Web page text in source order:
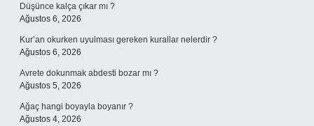
Düşünce kalça çıkar mı ?
Ağustos 6, 2026
Kur’an okurken uyulması gereken kurallar nelerdir ?
Ağustos 6, 2026
Avrete dokunmak abdesti bozar mı ?
Ağustos 5, 2026
Ağaç hangi boyayla boyanır ?
Ağustos 4, 2026